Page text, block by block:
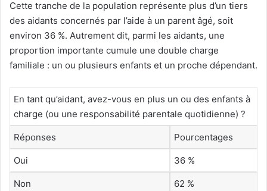
Cette tranche de la population représente plus d’un tiers
des aidants concernés par l’aide à un parent âgé, soit
environ 36 %. Autrement dit, parmi les aidants, une
proportion importante cumule une double charge
familiale : un ou plusieurs enfants et un proche dépendant.
En tant qu’aidant, avez-vous en plus un ou des enfants à
charge (ou une responsabilité parentale quotidienne) ?
Réponses Pourcentages
Oui 36 %
Non 62 %